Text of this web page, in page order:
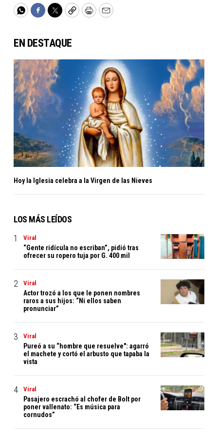
WhatsApp
Facebook
TwitterCopyPrintEmail
EN DESTAQUE
Hoy la Iglesia celebra a la Virgen de las Nieves
LOS MÁS LEÍDOS
Viral
“Gente ridícula no escriban”, pidió tras
ofrecer su ropero tuja por G. 400 mil
Viral
Actor trozó a los que le ponen nombres
raros a sus hijos: “Ni ellos saben
pronunciar”
Viral
Pureó a su “hombre que resuelve": agarró
el machete y cortó el arbusto que tapaba la
vista
Viral
Pasajero escrachó al chofer de Bolt por
poner vallenato: “Es música para
cornudos”